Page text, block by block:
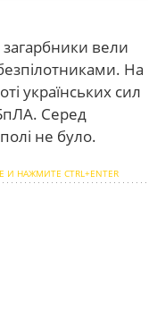
вели
На
українських сил
Серед
не було.
НАЖМИТЕ CTRL+ENTER